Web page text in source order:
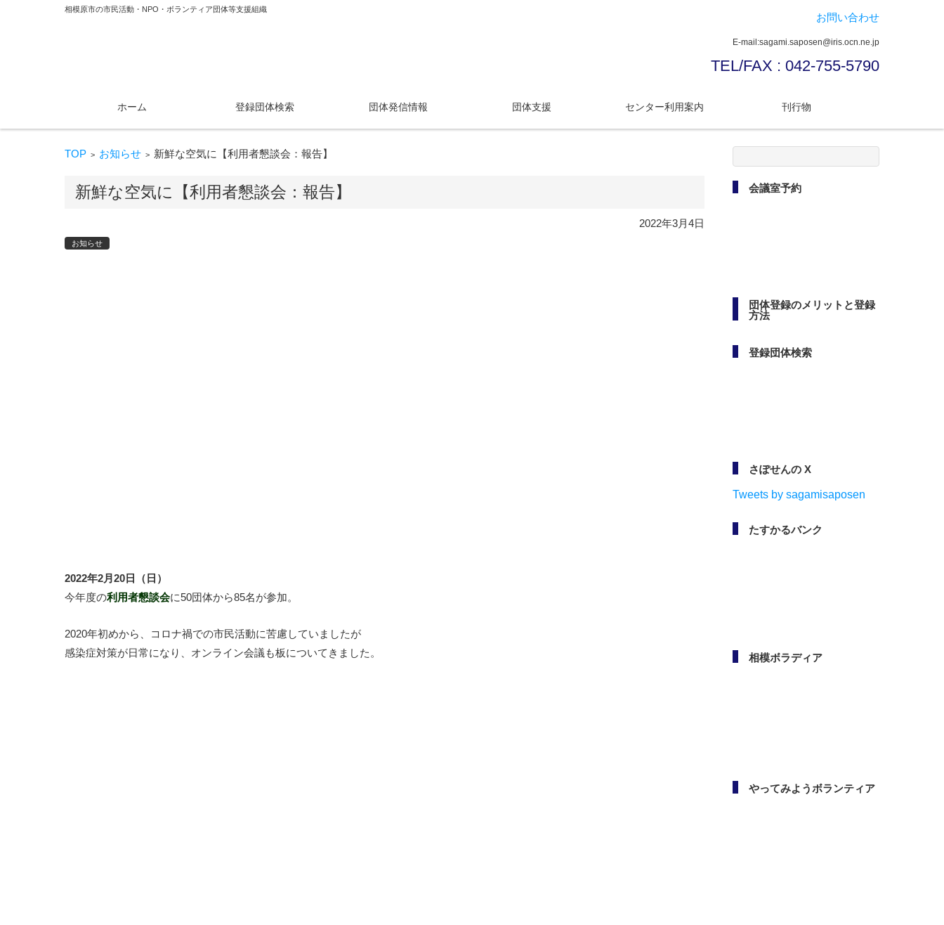
相模原市の市民活動・NPO・ボランティア団体等支援組織
お問い合わせ
E-mail:sagami.saposen@iris.ocn.ne.jp
TEL/FAX : 042-755-5790
ホーム 登録団体検索 団体発信情報 団体支援 センター利用案内 刊行物
TOP > お知らせ > 新鮮な空気に【利用者懇談会：報告】
新鮮な空気に【利用者懇談会：報告】
2022年3月4日
お知らせ
2022年2月20日（日）
今年度の利用者懇談会に50団体から85名が参加。
2020年初めから、コロナ禍での市民活動に苦慮していましたが
感染症対策が日常になり、オンライン会議も板についてきました。
検
会議室予約
団体登録のメリットと登録
方法
登録団体検索
さぽせんの X
Tweets by sagamisaposen
たすかるバンク
相模ボラディア
やってみようボランティア